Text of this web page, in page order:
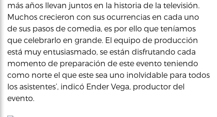
más años llevan juntos en la historia de la televisión.
Muchos crecieron con sus ocurrencias en cada uno
de sus pasos de comedia, es por ello que teníamos
que celebrarlo en grande. El equipo de producción
está muy entusiasmado, se están disfrutando cada
momento de preparación de este evento teniendo
como norte el que este sea uno inolvidable para todos
los asistentes’, indicó Ender Vega, productor del
evento.